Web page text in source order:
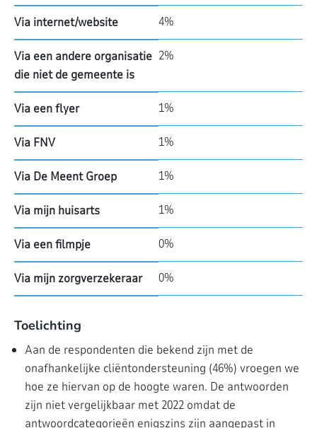
Via internet/website 4%
Via een andere organisatie
die niet de gemeente is
2%
Via een flyer 1%
Via FNV 1%
Via De Meent Groep 1%
Via mijn huisarts 1%
Via een filmpje 0%
Via mijn zorgverzekeraar 0%
Toelichting
Aan de respondenten die bekend zijn met de
onafhankelijke cliëntondersteuning (46%) vroegen we
hoe ze hiervan op de hoogte waren. De antwoorden
zijn niet vergelijkbaar met 2022 omdat de
antwoordcategorieën enigszins zijn aangepast in